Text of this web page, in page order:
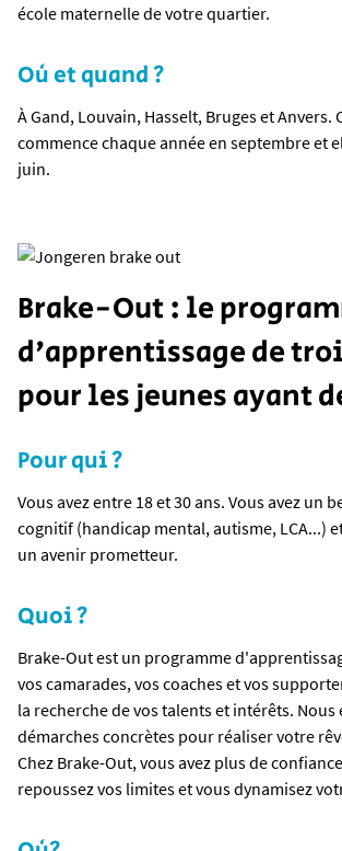
école maternelle de votre quartier.
Où et quand ?
À Gand, Louvain, Hasselt, Bruges et
commence chaque année en septembre et
juin.
Brake-Out : le
d'apprentissage de
pour les jeunes ayant
Pour qui ?
Vous avez entre 18 et 30 ans. Vous avez un
cognitif (handicap mental, autisme, LCA...)
un avenir prometteur.
Quoi ?
Brake-Out est un programme
vos camarades, vos coaches et vos
la recherche de vos talents et intérêts.
démarches concrètes pour réaliser votre
Chez Brake-Out, vous avez plus de
repoussez vos limites et vous dynamisez